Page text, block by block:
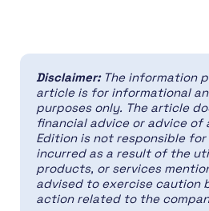
Disclaimer: The information
article is for informational
purposes only. The article
financial advice or advice of
Edition is not responsible for
incurred as a result of the
products, or services
advised to exercise caution
action related to the